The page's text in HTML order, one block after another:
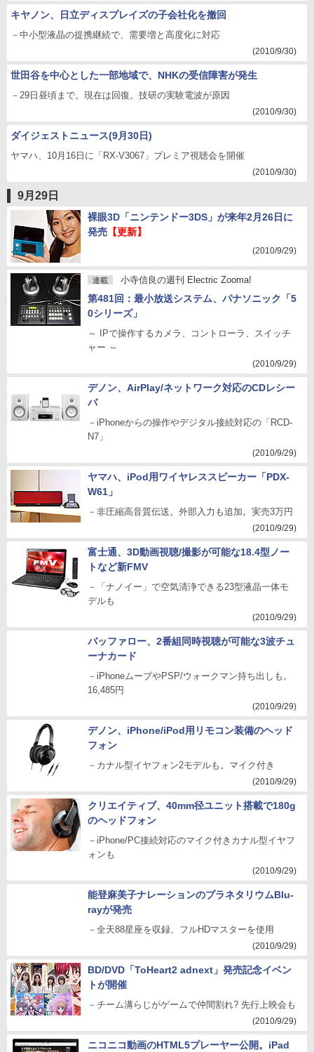
キヤノン、日立ディスプレイズの子会社化を撤回
－中小型液晶の提携継続で、需要増と高度化に対応
(2010/9/30)
世田谷を中心とした一部地域で、NHKの受信障害が発生
－29日昼頃まで。現在は回復。技研の実験電波が原因
(2010/9/30)
ダイジェストニュース(9月30日)
ヤマハ、10月16日に「RX-V3067」プレミア視聴会を開催
(2010/9/30)
9月29日
裸眼3D「ニンテンドー3DS」が来年2月26日に
発売【更新】
(2010/9/29)
連載 小寺信良の週刊 Electric Zooma!
第481回：最小放送システム、パナソニック「5
0シリーズ」
～ IPで操作するカメラ、コントローラ、スイッチ
ャー ～
(2010/9/29)
デノン、AirPlay/ネットワーク対応のCDレシー
バ
－iPhoneからの操作やデジタル接続対応の「RCD-
N7」
(2010/9/29)
ヤマハ、iPod用ワイヤレススピーカー「PDX-
W61」
－非圧縮高音質伝送。外部入力も追加。実売3万円
(2010/9/29)
富士通、3D動画視聴/撮影が可能な18.4型ノー
トなど新FMV
－「ナノイー」で空気清浄できる23型液晶一体モ
デルも
(2010/9/29)
バッファロー、2番組同時視聴が可能な3波チュ
ーナカード
－iPhoneムーブやPSP/ウォークマン持ち出しも。
16,485円
(2010/9/29)
デノン、iPhone/iPod用リモコン装備のヘッド
フォン
－カナル型イヤフォン2モデルも。マイク付き
(2010/9/29)
クリエイティブ、40mm径ユニット搭載で180g
のヘッドフォン
－iPhone/PC接続対応のマイク付きカナル型イヤフ
ォンも
(2010/9/29)
能登麻美子ナレーションのプラネタリウムBlu-
rayが発売
－全天88星座を収録、フルHDマスターを使用
(2010/9/29)
BD/DVD「ToHeart2 adnext」発売記念イベン
トが開催
－チーム溝らじがゲームで仲間割れ? 先行上映会も
(2010/9/29)
ニコニコ動画のHTML5プレーヤー公開。iPad